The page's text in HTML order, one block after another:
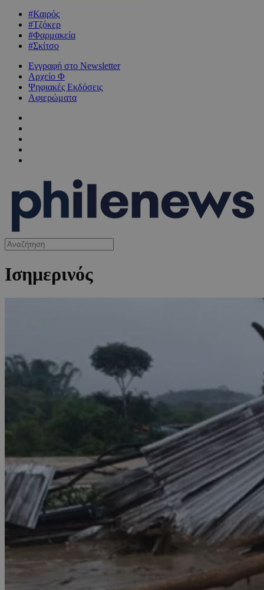
#Καιρός
#Τζόκερ
#Φαρμακεία
#Σκίτσο
Εγγραφή στο Newsletter
Αρχείο Φ
Ψηφιακές Εκδόσεις
Αφιερώματα
Ισημερινός